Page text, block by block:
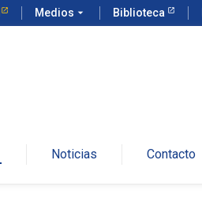
Medios arrow_drop_down Biblioteca
Noticias Contacto